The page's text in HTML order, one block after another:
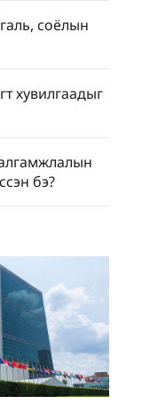
соёлын
хувилгаадыг
бэ?